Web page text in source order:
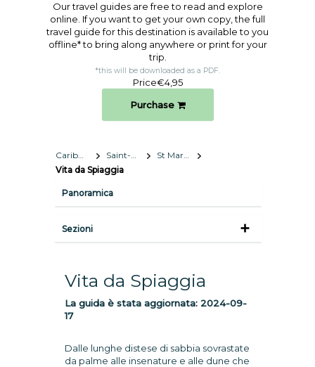
Our travel guides are free to read and explore
online. If you want to get your own copy, the full
travel guide for this destination is available to you
offline* to bring along anywhere or print for your
trip.​
*this will be downloaded as a PDF.
Price€4,95
Purchase
Caribbean Saint-Martin
St Martin
Vita da Spiaggia
Panoramica
Sezioni
Vita da Spiaggia
La guida è stata aggiornata: 2024-09-
17
Dalle lunghe distese di sabbia sovrastate
da palme alle insenature e alle dune che